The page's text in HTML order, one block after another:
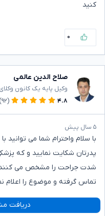
کنید
۰
صلاح الدین عالمی
وکیل پایه یک کانون
۴.۸
(۹۲)
۵ سال پیش
با سلام واحترام شما می توانید
پدرتان شکایت نمایید و که
شدت جراحت را مشخص می کنند
تماس گرفته و موضوع را اعلام
دریافت